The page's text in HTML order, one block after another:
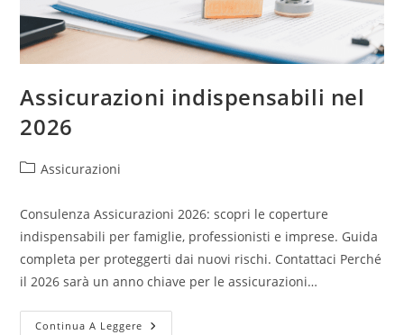
Assicurazioni indispensabili nel
2026
Assicurazioni
Consulenza Assicurazioni 2026: scopri le coperture
indispensabili per famiglie, professionisti e imprese. Guida
completa per proteggerti dai nuovi rischi. Contattaci Perché
il 2026 sarà un anno chiave per le assicurazioni…
Continua A Leggere